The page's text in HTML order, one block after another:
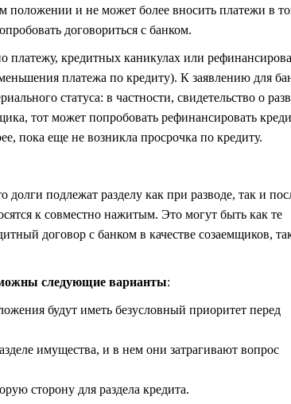
положении и не может более вносить платежи в
договориться с банком.
платежу, кредитных каникулах или
платежа по кредиту). К заявлению для
статуса: в частности, свидетельство о
тот может попробовать рефинансировать
пока еще не возникла просрочка по кредиту.
долги подлежат разделу как при разводе, так и
к совместно нажитым. Это могут быть как те
договор с банком в качестве созаемщиков,
следующие варианты:
будут иметь безусловный приоритет перед
имущества, и в нем они затрагивают вопрос
сторону для раздела кредита.